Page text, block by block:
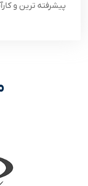
پیشرفته‌ ترین و